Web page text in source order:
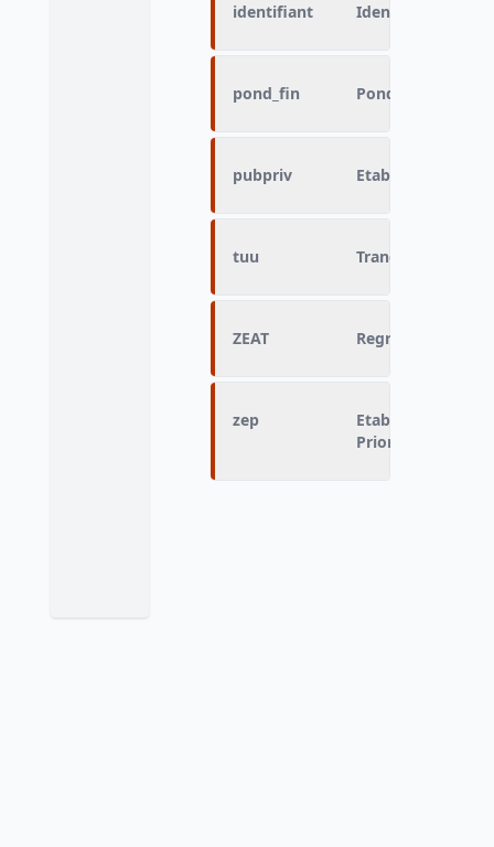
identifiant Identifiant de
pond_fin Pondération
pubpriv Etablissement
tuu Tranches unités
ZEAT Regroupement
zep
Etablissement en
Prioritaire